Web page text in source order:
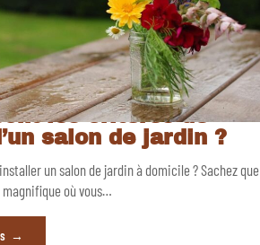
les critères de
salon de jardin ?
un salon de jardin à domicile ? Sachez que
où vous…